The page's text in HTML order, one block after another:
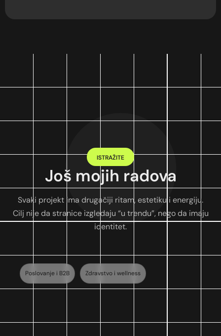
ISTRAŽITE
Još mojih radova
Svaki projekt ima drugačiji ritam, estetiku i energiju.
Cilj nije da stranice izgledaju “u trendu”, nego da imaju
identitet.
Poslovanje i B2B Zdravstvo i wellness